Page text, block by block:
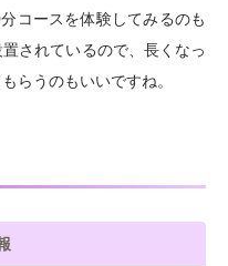
コースを体験してみるのも
されているので、長くなっ
らうのもいいですね。